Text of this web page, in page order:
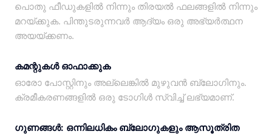
പൊതു ഫീഡുകളിൽ നിന്നും തിരയൽ ഫലങ്ങളിൽ നിന്നും
മറയ്ക്കുക. പിന്തുടരുന്നവർ ആദ്യം ഒരു അഭ്യർത്ഥന
അയയ്ക്കണം.
കമന്റുകൾ ഓഫാക്കുക
ഓരോ പോസ്റ്റിനും അല്ലെങ്കിൽ മുഴുവൻ ബ്ലോഗിനും.
ക്രമീകരണങ്ങളിൽ ഒരു ടോഗിൾ സ്വിച്ച് ലഭ്യമാണ്.
ഗുണങ്ങൾ: ഒന്നിലധികം ബ്ലോഗുകളും ആസൂത്രിത